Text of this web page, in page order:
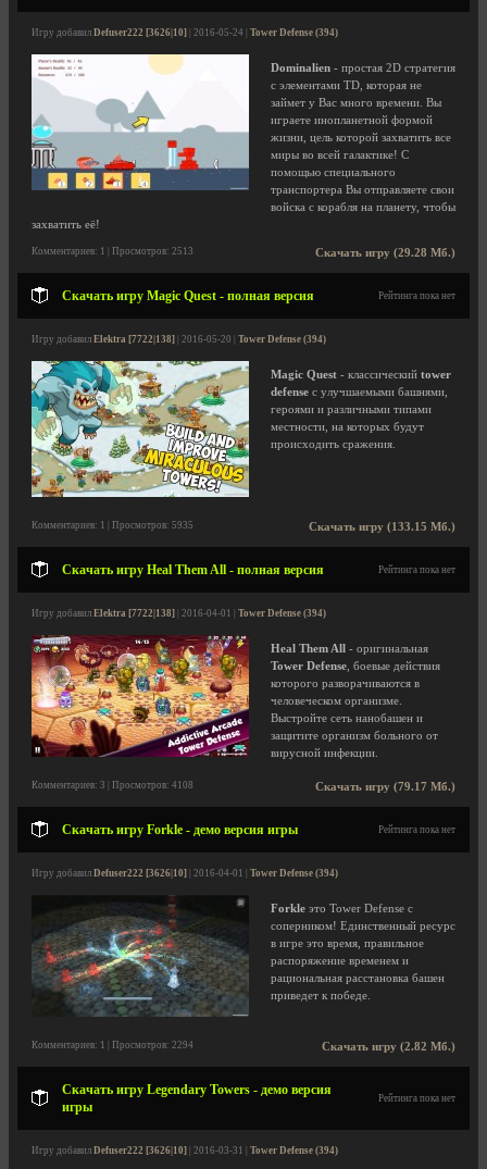
Игру добавил Defuser222 [3626|10] | 2016-05-24 | Tower Defense (394)
Dominalien - простая 2D стратегия
с элементами TD, которая не
займет у Вас много времени. Вы
играете инопланетной формой
жизни, цель которой захватить все
миры во всей галактике! С
помощью специального
транспортера Вы отправляете свои
войска с корабля на планету, чтобы
захватить её!
Скачать игру (29.28 Мб.)
Комментариев: 1 | Просмотров: 2513
Скачать игру Magic Quest - полная версия Рейтинга пока нет
Игру добавил Elektra [7722|138] | 2016-05-20 | Tower Defense (394)
Magic Quest - классический tower
defense с улучшаемыми башнями,
героями и различными типами
местности, на которых будут
происходить сражения.
Скачать игру (133.15 Мб.)
Комментариев: 1 | Просмотров: 5935
Скачать игру Heal Them All - полная версия Рейтинга пока нет
Игру добавил Elektra [7722|138] | 2016-04-01 | Tower Defense (394)
Heal Them All - оригинальная
Tower Defense , боевые действия
которого разворачиваются в
человеческом организме.
Выстройте сеть нанобашен и
защитите организм больного от
вирусной инфекции.
Скачать игру (79.17 Мб.)
Комментариев: 3 | Просмотров: 4108
Скачать игру Forkle - демо версия игры Рейтинга пока нет
Игру добавил Defuser222 [3626|10] | 2016-04-01 | Tower Defense (394)
Forkle это Tower Defense с
соперником! Единственный ресурс
в игре это время, правильное
распоряжение временем и
рациональная расстановка башен
приведет к победе.
Скачать игру (2.82 Мб.)
Комментариев: 1 | Просмотров: 2294
Скачать игру Legendary Towers - демо версия
игры
Рейтинга пока нет
Игру добавил Defuser222 [3626|10] | 2016-03-31 | Tower Defense (394)